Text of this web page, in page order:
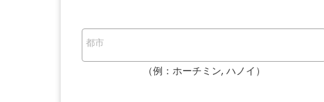
（例：ホーチミン, ハノイ）